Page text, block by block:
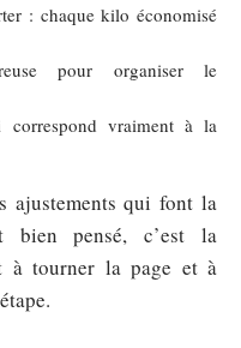
: chaque kilo économisé
pour organiser le
correspond vraiment à la
ajustements qui font la
bien pensé, c’est la
à tourner la page et à